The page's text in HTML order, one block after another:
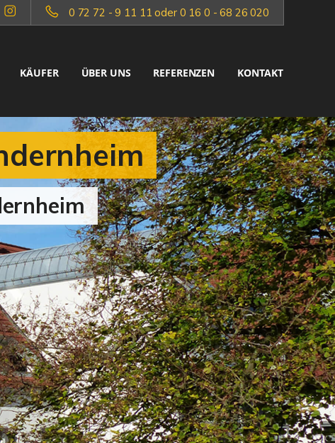
0 72 72 - 9 11 11 oder 0 16 0 - 68 26 020
KÄUFER ÜBER UNS REFERENZEN KONTAKT